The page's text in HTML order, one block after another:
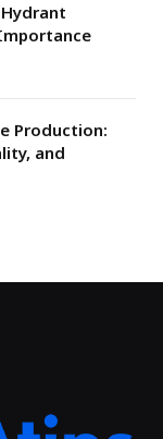
Production:
and